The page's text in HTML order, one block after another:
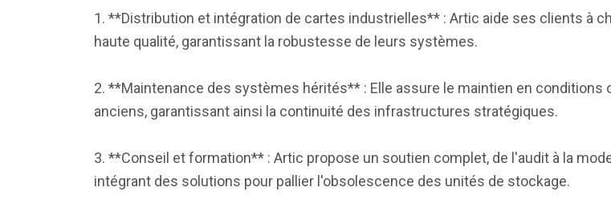
1. **Distribution et intégration de cartes industrielles** : Artic aide ses clients à
haute qualité, garantissant la robustesse de leurs systèmes.
2. **Maintenance des systèmes hérités** : Elle assure le maintien en
anciens, garantissant ainsi la continuité des infrastructures stratégiques.
3. **Conseil et formation** : Artic propose un soutien complet, de l'audit à la
intégrant des solutions pour pallier l'obsolescence des unités de stockage.